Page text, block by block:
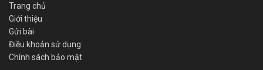
Trang chủ
Giới thiệu
Gửi bài
Điều khoản sử dụng
Chính sách bảo mật